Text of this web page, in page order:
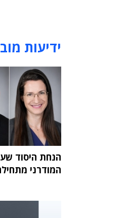
ידיעות
הנחת היסוד
המודרני